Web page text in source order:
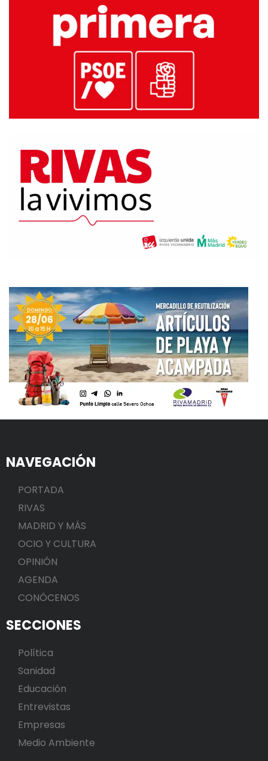
NAVEGACIÓN
PORTADA
RIVAS
MADRID Y MÁS
OCIO Y CULTURA
OPINIÓN
AGENDA
CONÓCENOS
SECCIONES
Política
Sanidad
Educación
Entrevistas
Empresas
Medio Ambiente